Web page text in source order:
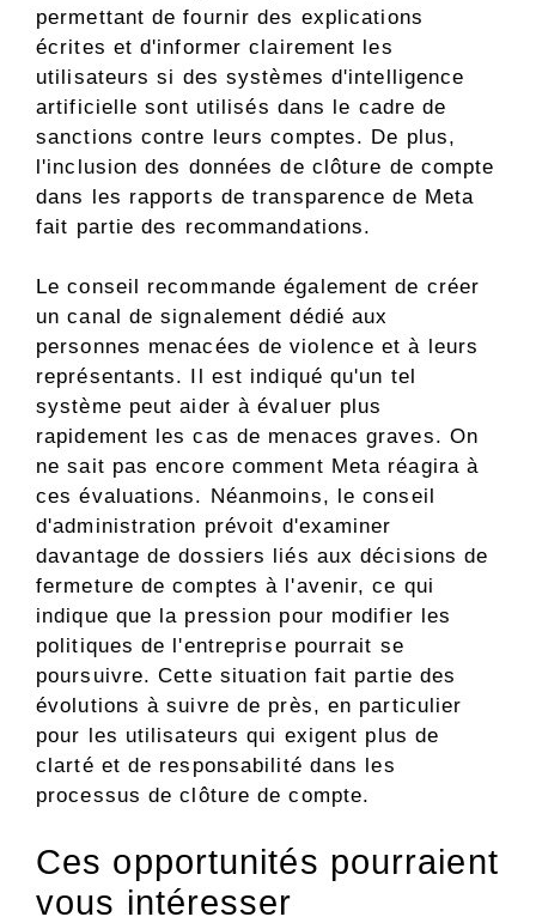
permettant de fournir des explications
écrites et d'informer clairement les
utilisateurs si des systèmes d'intelligence
artificielle sont utilisés dans le cadre de
sanctions contre leurs comptes. De plus,
l'inclusion des données de clôture de compte
dans les rapports de transparence de Meta
fait partie des recommandations.
Le conseil recommande également de créer
un canal de signalement dédié aux
personnes menacées de violence et à leurs
représentants. Il est indiqué qu'un tel
système peut aider à évaluer plus
rapidement les cas de menaces graves. On
ne sait pas encore comment Meta réagira à
ces évaluations. Néanmoins, le conseil
d'administration prévoit d'examiner
davantage de dossiers liés aux décisions de
fermeture de comptes à l'avenir, ce qui
indique que la pression pour modifier les
politiques de l'entreprise pourrait se
poursuivre. Cette situation fait partie des
évolutions à suivre de près, en particulier
pour les utilisateurs qui exigent plus de
clarté et de responsabilité dans les
processus de clôture de compte.
Ces opportunités pourraient
vous intéresser